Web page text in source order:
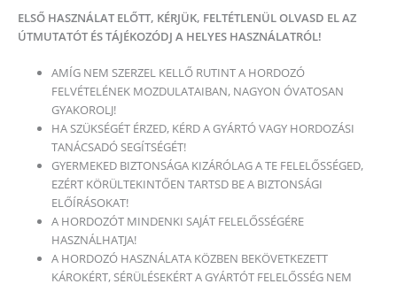
ELSŐ HASZNÁLAT ELŐTT, KÉRJÜK, FELTÉTLENÜL OLVASD EL AZ
ÚTMUTATÓT ÉS TÁJÉKOZÓDJ A HELYES HASZNÁLATRÓL!
AMÍG NEM SZERZEL KELLŐ RUTINT A HORDOZÓ
FELVÉTELÉNEK MOZDULATAIBAN, NAGYON ÓVATOSAN
GYAKOROLJ!
HA SZÜKSÉGÉT ÉRZED, KÉRD A GYÁRTÓ VAGY HORDOZÁSI
TANÁCSADÓ SEGÍTSÉGÉT!
GYERMEKED BIZTONSÁGA KIZÁRÓLAG A TE FELELŐSSÉGED,
EZÉRT KÖRÜLTEKINTŐEN TARTSD BE A BIZTONSÁGI
ELŐÍRÁSOKAT!
A HORDOZÓT MINDENKI SAJÁT FELELŐSSÉGÉRE
HASZNÁLHATJA!
A HORDOZÓ HASZNÁLATA KÖZBEN BEKÖVETKEZETT
KÁROKÉRT, SÉRÜLÉSEKÉRT A GYÁRTÓT FELELŐSSÉG NEM